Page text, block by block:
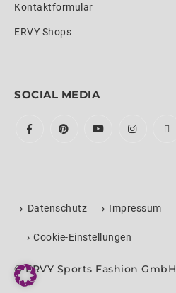
Kontaktformular
ERVY Shops
SOCIAL MEDIA
Datenschutz Impressum
› Cookie-Einstellungen
© ERVY Sports Fashion GmbH